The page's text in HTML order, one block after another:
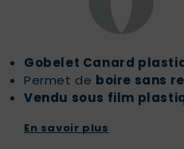
Gobelet Canard
Permet de boire sans
Vendu sous film
En savoir plus